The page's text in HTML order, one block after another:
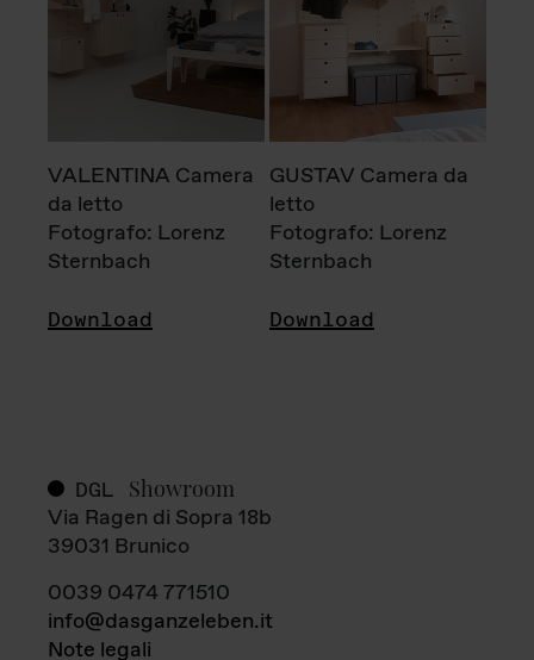
VALENTINA Camera
da letto
Fotografo: Lorenz
Sternbach
Download
GUSTAV Camera da
letto
Fotografo: Lorenz
Sternbach
Download
DGL Showroom
Via Ragen di Sopra 18b
39031 Brunico
0039 0474 771510
info@dasganzeleben.it
Note legali